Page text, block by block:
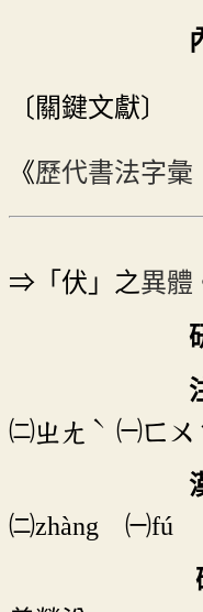
〔關鍵文獻〕
《歷代書法字彙
⇒「伏」之異體
㈡ㄓㄤ ˋ ㈠ㄈㄨ
㈡zhàng ㈠fú